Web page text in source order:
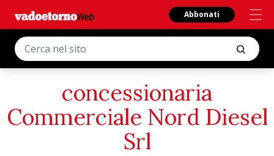
Abbonati
concessionaria
Commerciale Nord Diesel
Srl